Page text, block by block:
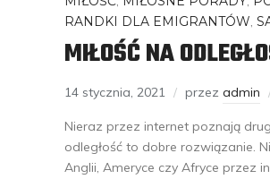
RANDKI DLA EMIGRANTÓW,
MIŁOŚĆ NA
14 stycznia, 2021 przez admin
Nieraz przez internet poznają
odległość to dobre rozwiązanie.
Anglii, Ameryce czy Afryce przez